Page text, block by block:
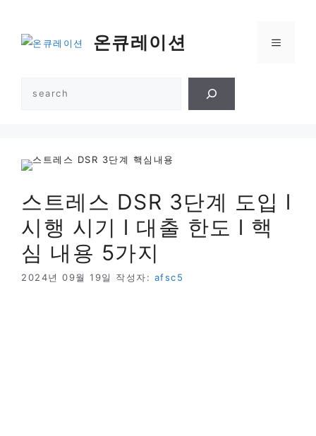
온큐레이션 메
스트레스 DSR 3단계 도입 l
시행 시기 l 대출 한도 l 핵
심 내용 5가지
2024년 09월 19일 작성자: afsc5